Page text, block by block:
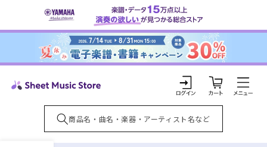
ンツに
ロ
グ
カ
ー
ト